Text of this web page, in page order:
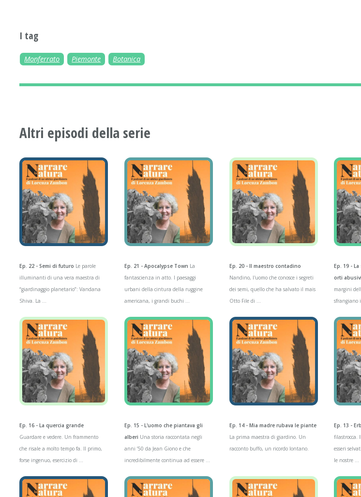
I tag
Monferrato Piemonte Botanica
Altri episodi della serie
Ep. 22 - Semi di futuro Le parole
illuminanti di una vera maestra di
“giardinaggio planetario”: Vandana
Shiva. La ...
Ep. 21 - Apocalypse Town La
fantascienza in atto. I paesaggi
urbani della cintura della ruggine
americana, i grandi buchi ...
Ep. 20 - Il maestro contadino
Nandino, l'uomo che conosce i segreti
dei semi, quello che ha salvato il mais
Otto File di ...
Ep. 19 -
orti abusivi
margini
sfrangiano
Ep. 16 - La quercia grande
Guardare e vedere. Un frammento
che risale a molto tempo fa. Il primo,
forse ingenuo, esercizio di ...
Ep. 15 - L'uomo che piantava gli
alberi Una storia raccontata negli
anni ’50 da Jean Giono e che
incredibilmente continua ad essere ...
Ep. 14 - Mia madre rubava le piante
La prima maestra di giardino. Un
racconto buffo, un ricordo lontano.
Ep. 13 -
filastrocca.
esseri
le nostre ...